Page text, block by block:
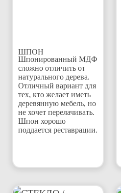
ШПОН
Шпонированный МДФ
сложно отличить от
натурального дерева.
Отличный вариант для
тех, кто желает иметь
деревянную мебель, но
не хочет перелачивать.
Шпон хорошо
поддается реставрации.